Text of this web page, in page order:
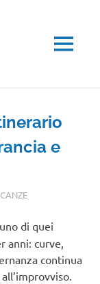
MENU
e
GUIDE
di quei
anni: curve,
continua